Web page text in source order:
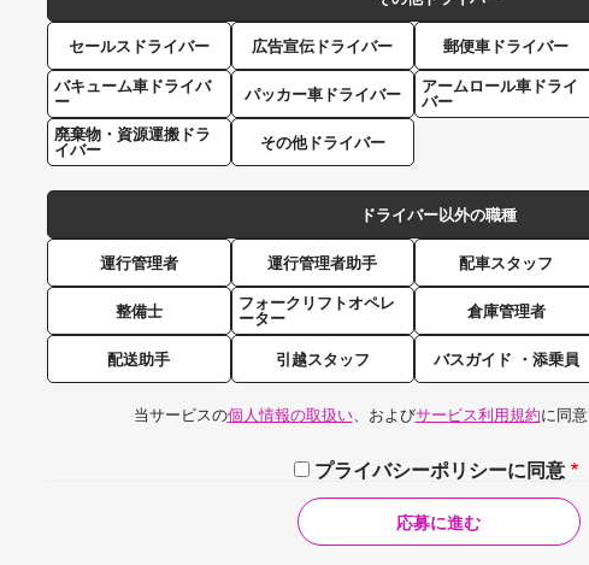
セールスドライバー 広告宣伝ドライバー 郵便車ドライバー
バキューム車ドライバ
ー
パッカー車ドライバー
アームロール車ドライ
バー
廃棄物・資源運搬ドラ
イバー
その他ドライバー
ドライバー以外の職種
運行管理者 運行管理者助手 配車スタッフ
整備士
フォークリフトオペレ
ーター
倉庫管理者
配送助手 引越スタッフ バスガイド ・添乗員
当サービスの個人情報の取扱い、およびサービス利用規約に同
プライバシーポリシーに同意